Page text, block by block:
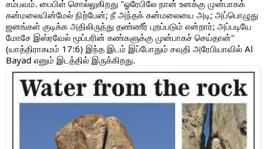
சம்பவம். பைபிள் சொல்லுகிறது "ஓரேபிலே நான் உனக்கு முன்பாகக்
கன்மலையின்மேல் நிற்பேன்; நீ அந்தக் கன்மலையை அடி; அப்பொழுது
ஜனங்கள் குடிக்க அதிலிருந்து தண்ணீர் புறப்படும் என்றார்; அப்படியே
மோசே இஸ்ரவேல் மூப்பரின் கண்களுக்கு முன்பாகச் செய்தான்"
(யாத்திராகமம் 17:6) இந்த இடம் இப்போதும் சவுதி அரேபியாவில் Al
Bayad எனும் இடத்தில் இருக்கிறது.